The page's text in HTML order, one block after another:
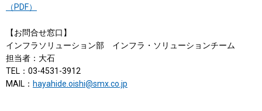
（PDF）
【お問合せ窓口】
インフラソリューション部 インフラ・ソリューションチーム
担当者：大石
TEL：03-4531-3912
MAIL： hayahide.oishi@smx.co.jp